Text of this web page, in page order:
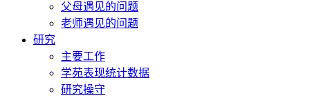
父母遇见的问题
老师遇见的问题
研究
主要工作
学苑表现统计数据
研究操守